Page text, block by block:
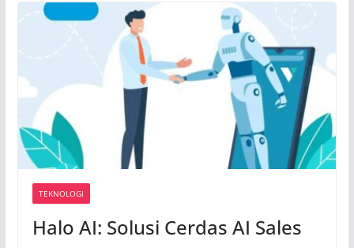
TEKNOLOGI
Halo AI: Solusi Cerdas AI Sales